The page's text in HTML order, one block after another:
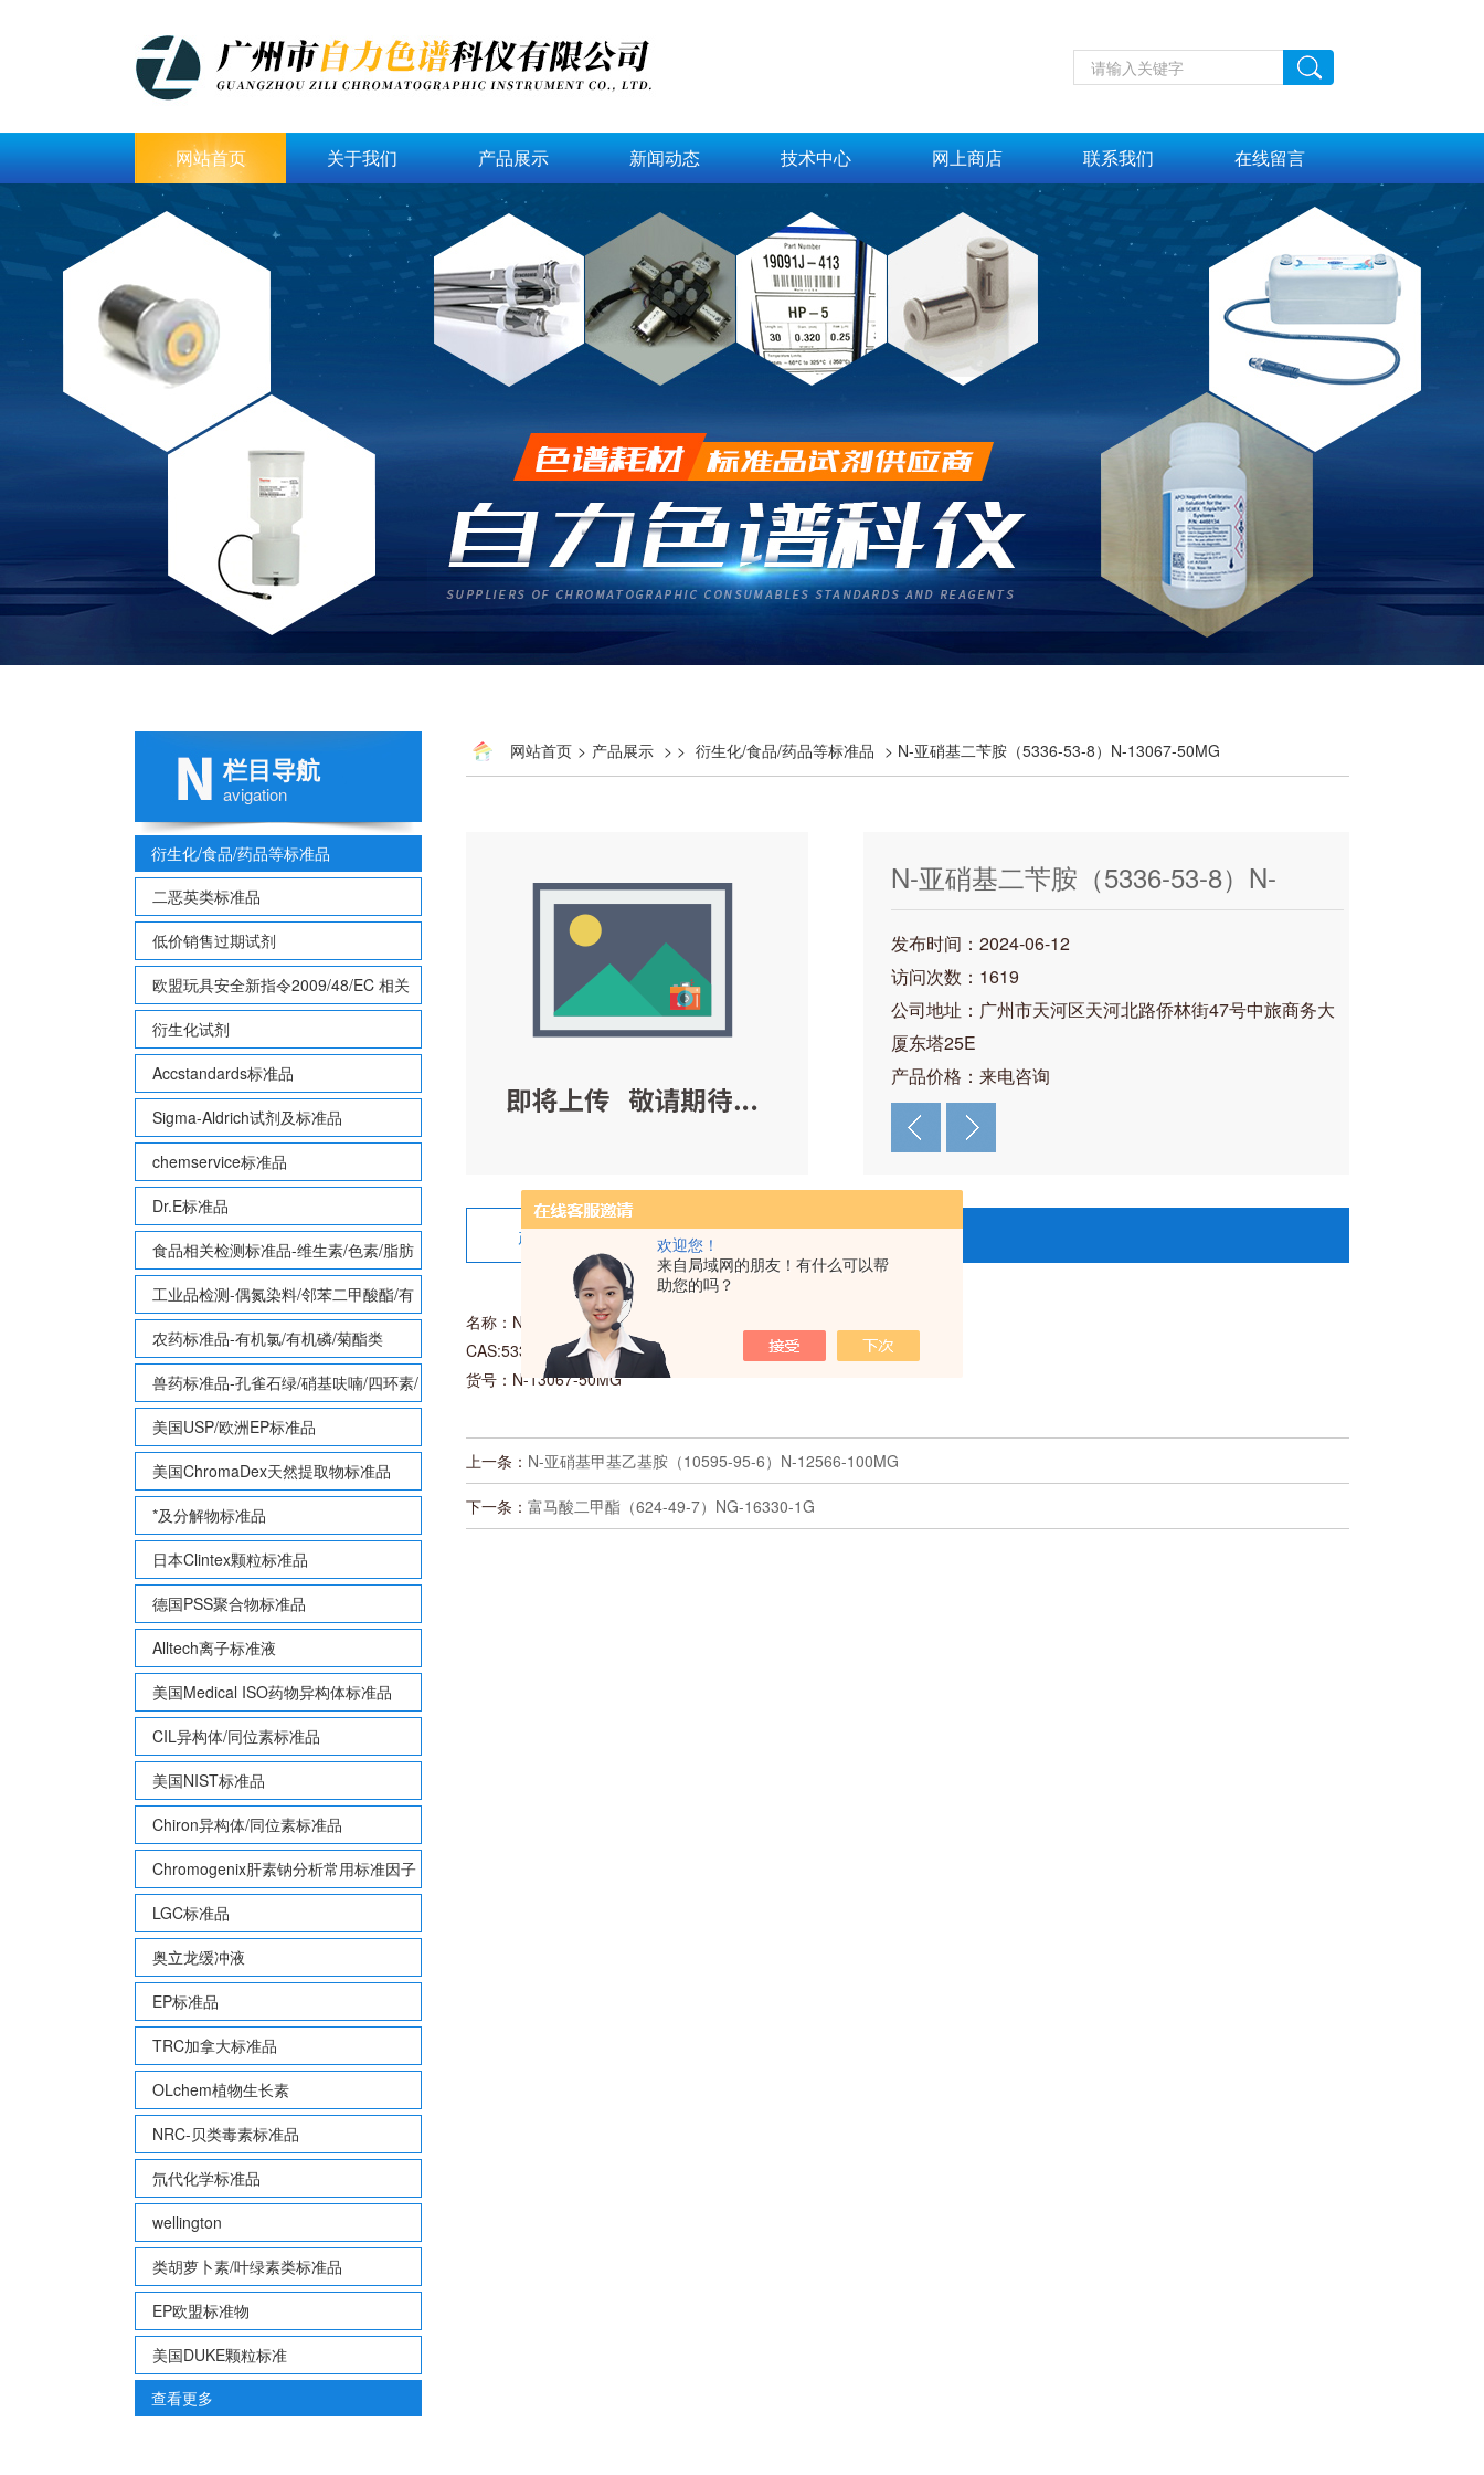
欢迎您！
来自局域网的朋友！有什么可以帮
助您的吗？
网站首页 关于我们 产品展示 新闻动态 技术中心 网上商店 联系我们 在线留言
栏目导航
avigation
衍生化/食品/药品等标准品
二恶英类标准品
低价销售过期试剂
欧盟玩具安全新指令2009/48/EC 相关
致敏性香味剂标准品
衍生化试剂
Accstandards标准品
Sigma-Aldrich试剂及标准品
chemservice标准品
Dr.E标准品
食品相关检测标准品-维生素/色素/脂肪
酸甲酯等
工业品检测-偶氮染料/邻苯二甲酸酯/有
机锡/多溴联苯/多溴联苯醚/多氯联苯
农药标准品-有机氯/有机磷/菊酯类
兽药标准品-孔雀石绿/硝基呋喃/四环素/
磺胺等
美国USP/欧洲EP标准品
美国ChromaDex天然提取物标准品
*及分解物标准品
日本Clintex颗粒标准品
德国PSS聚合物标准品
Alltech离子标准液
美国Medical ISO药物异构体标准品
CIL异构体/同位素标准品
美国NIST标准品
Chiron异构体/同位素标准品
Chromogenix肝素钠分析常用标准因子
LGC标准品
奥立龙缓冲液
EP标准品
TRC加拿大标准品
OLchem植物生长素
NRC-贝类毒素标准品
氘代化学标准品
wellington
类胡萝卜素/叶绿素类标准品
EP欧盟标准物
美国DUKE颗粒标准
查看更多
网站首页 > 产品展示 > > 衍生化/食品/药品等标准品 > N-亚硝基二苄胺（5336-53-8）N-13067-50MG
N-亚硝基二苄胺（5336-53-8）N-
13067-50MG
发布时间：2024-06-12
访问次数：1619
公司地址：广州市天河区天河北路侨林街47号中旅商务大
厦东塔25E
产品价格：来电咨询
产品详情 在线留言
名称：N-亚硝基二苄胺
CAS:5336-53-8
货号：N-13067-50MG
上一条： N-亚硝基甲基乙基胺（10595-95-6）N-12566-100MG
下一条： 富马酸二甲酯（624-49-7）NG-16330-1G